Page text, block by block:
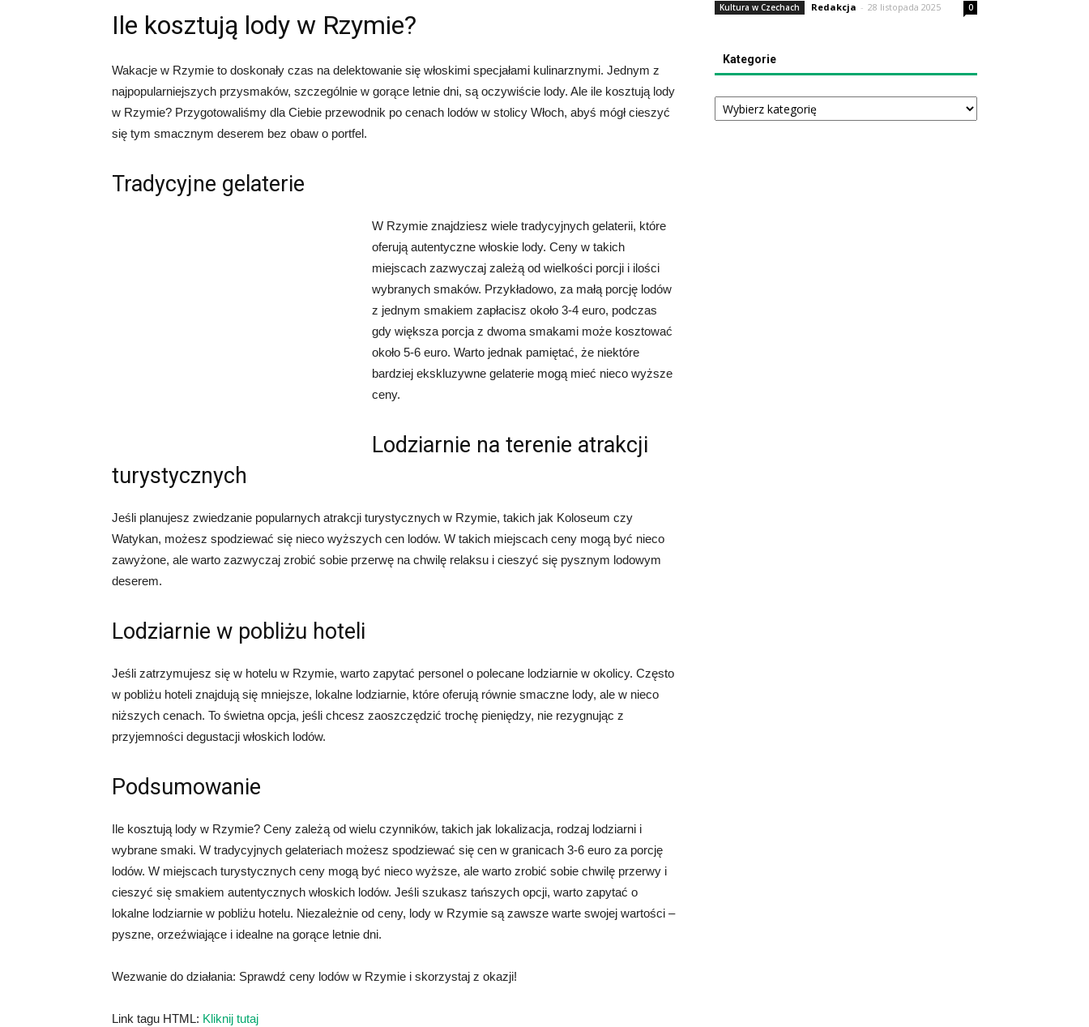
Ile kosztują lody w Rzymie?
Wakacje w Rzymie to doskonały czas na delektowanie się włoskimi specjałami kulinarznymi. Jednym z
najpopularniejszych przysmaków, szczególnie w gorące letnie dni, są oczywiście lody. Ale ile kosztują lody
w Rzymie? Przygotowaliśmy dla Ciebie przewodnik po cenach lodów w stolicy Włoch, abyś mógł cieszyć
się tym smacznym deserem bez obaw o portfel.
Tradycyjne gelaterie
W Rzymie znajdziesz wiele tradycyjnych gelaterii, które
oferują autentyczne włoskie lody. Ceny w takich
miejscach zazwyczaj zależą od wielkości porcji i ilości
wybranych smaków. Przykładowo, za małą porcję lodów
z jednym smakiem zapłacisz około 3-4 euro, podczas
gdy większa porcja z dwoma smakami może kosztować
około 5-6 euro. Warto jednak pamiętać, że niektóre
bardziej ekskluzywne gelaterie mogą mieć nieco wyższe
ceny.
Lodziarnie na terenie atrakcji
turystycznych
Jeśli planujesz zwiedzanie popularnych atrakcji turystycznych w Rzymie, takich jak Koloseum czy
Watykan, możesz spodziewać się nieco wyższych cen lodów. W takich miejscach ceny mogą być nieco
zawyżone, ale warto zazwyczaj zrobić sobie przerwę na chwilę relaksu i cieszyć się pysznym lodowym
deserem.
Lodziarnie w pobliżu hoteli
Jeśli zatrzymujesz się w hotelu w Rzymie, warto zapytać personel o polecane lodziarnie w okolicy. Często
w pobliżu hoteli znajdują się mniejsze, lokalne lodziarnie, które oferują równie smaczne lody, ale w nieco
niższych cenach. To świetna opcja, jeśli chcesz zaoszczędzić trochę pieniędzy, nie rezygnując z
przyjemności degustacji włoskich lodów.
Podsumowanie
Ile kosztują lody w Rzymie? Ceny zależą od wielu czynników, takich jak lokalizacja, rodzaj lodziarni i
wybrane smaki. W tradycyjnych gelateriach możesz spodziewać się cen w granicach 3-6 euro za porcję
lodów. W miejscach turystycznych ceny mogą być nieco wyższe, ale warto zrobić sobie chwilę przerwy i
cieszyć się smakiem autentycznych włoskich lodów. Jeśli szukasz tańszych opcji, warto zapytać o
lokalne lodziarnie w pobliżu hotelu. Niezależnie od ceny, lody w Rzymie są zawsze warte swojej wartości –
pyszne, orzeźwiające i idealne na gorące letnie dni.
Wezwanie do działania: Sprawdź ceny lodów w Rzymie i skorzystaj z okazji!
Link tagu HTML: Kliknij tutaj
Kultura w Czechach Redakcja - 28 listopada 2025 0
Kategorie
Kategorie